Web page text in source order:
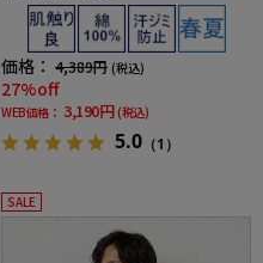
価格： 4,389円 (税込)
27%off
WEB価格： 3,190円 (税込)
5.0 （1）
SALE